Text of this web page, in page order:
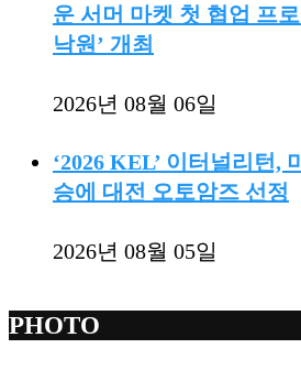
운 서머 마켓 첫 협업 프
낙원’ 개최
2026년 08월 06일
‘2026 KEL’ 이터널리턴,
승에 대전 오토암즈 선정
2026년 08월 05일
PHOTO